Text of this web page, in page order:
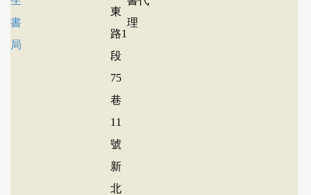
書
局
東
路1
段
75
巷
11
號
理
新
北